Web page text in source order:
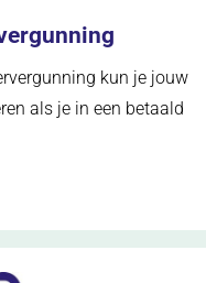
kun je jouw
als je in een betaald